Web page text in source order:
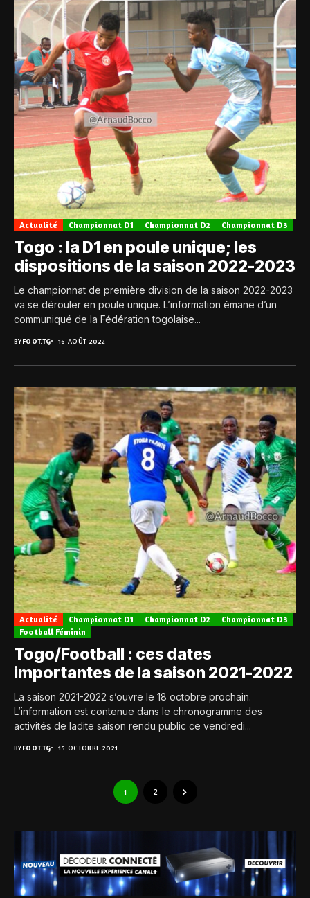
Actualité Championnat D1 Championnat D2 Championnat D3
Togo : la D1 en poule unique; les
dispositions de la saison 2022-2023
Le championnat de première division de la saison 2022-2023
va se dérouler en poule unique. L’information émane d’un
communiqué de la Fédération togolaise...
BYFOOT.TG 16 AOÛT 2022
Actualité Championnat D1 Championnat D2
Championnat D3
Football Féminin
Togo/Football : ces dates
importantes de la saison 2021-2022
La saison 2021-2022 s’ouvre le 18 octobre prochain.
L’information est contenue dans le chronogramme des
activités de ladite saison rendu public ce vendredi...
BYFOOT.TG 15 OCTOBRE 2021
1 2